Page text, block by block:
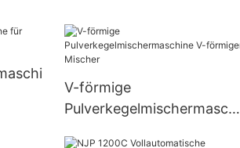
V-förmige
Pulverkegelmischermaschi